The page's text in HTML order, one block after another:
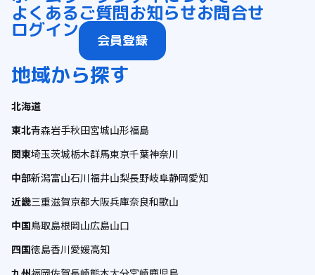
よくあるご質問お知らせお問合せ
ログイン 会員登録
地域から探す
北海道
東北青森岩手秋田宮城山形福島
関東埼玉茨城栃木群馬東京千葉神奈川
中部新潟富山石川福井山梨長野岐阜静岡愛知
近畿三重滋賀京都大阪兵庫奈良和歌山
中国鳥取島根岡山広島山口
四国徳島香川愛媛高知